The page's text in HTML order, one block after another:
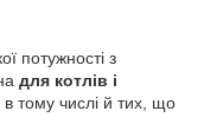
потужності з
для котлів і
в тому числі й тих, що